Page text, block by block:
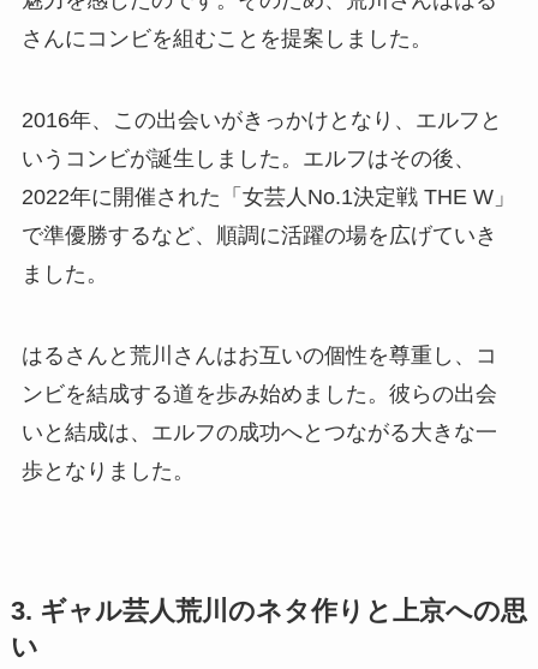
さんにコンビを組むことを提案しました。
2016年、この出会いがきっかけとなり、エルフと
いうコンビが誕生しました。エルフはその後、
2022年に開催された「女芸人No.1決定戦 THE W」
で準優勝するなど、順調に活躍の場を広げていき
ました。
はるさんと荒川さんはお互いの個性を尊重し、コ
ンビを結成する道を歩み始めました。彼らの出会
いと結成は、エルフの成功へとつながる大きな一
歩となりました。
3. ギャル芸人荒川のネタ作りと上京への思
い